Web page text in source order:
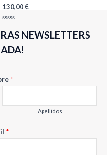
130,00€
con
0
5
NEWSLETTERS
*
Apellidos
*